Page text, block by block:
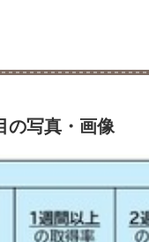
の写真・画像